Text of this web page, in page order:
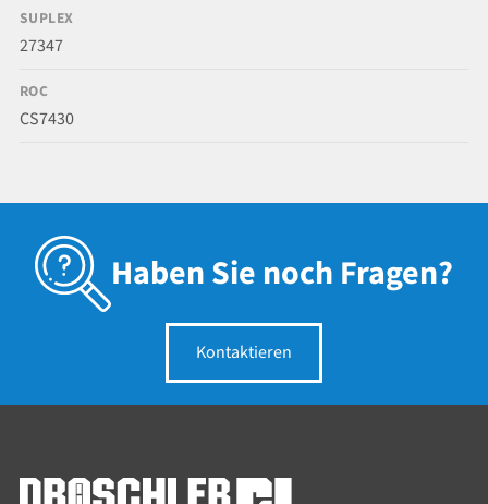
SUPLEX
27347
ROC
CS7430
Haben Sie noch Fragen?
Kontaktieren